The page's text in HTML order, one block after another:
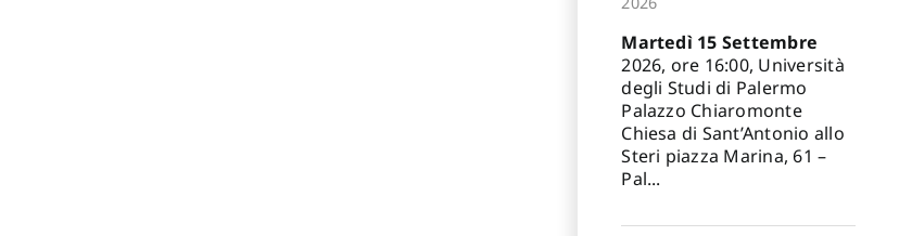
Martedì 15 Settembre
2026, ore 16:00, Università
degli Studi di Palermo
Palazzo Chiaromonte
Chiesa di Sant’Antonio allo
Steri piazza Marina, 61 –
Pal...